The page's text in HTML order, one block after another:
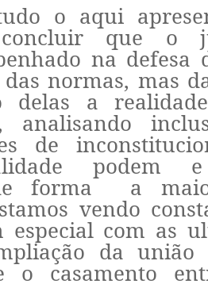
o aqui
que o
na defesa
normas, mas
delas a
analisando
de
forma a
vendo
especial com as
da união
o casamento